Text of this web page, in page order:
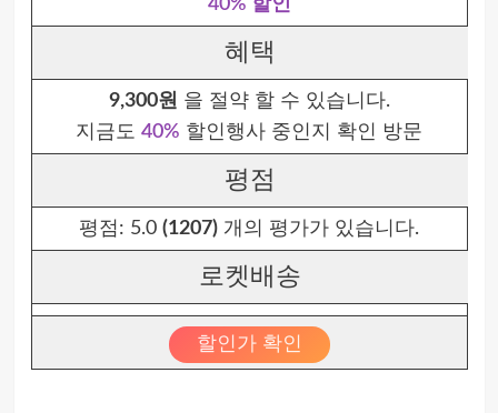
40% 할인
혜택
9,300원 을 절약 할 수 있습니다.
지금도 40% 할인행사 중인지 확인 방문
평점
평점: 5.0 (1207) 개의 평가가 있습니다.
로켓배송
할인가 확인